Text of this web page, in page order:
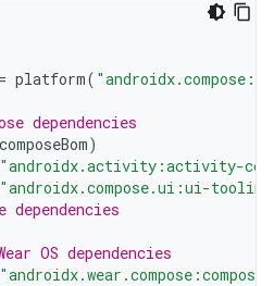
= platform(
dependencies
composeBom)
"androidx.activity:activity-
"androidx.compose.ui:ui-
dependencies
OS dependencies